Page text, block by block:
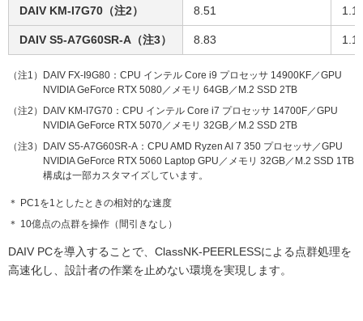
DAIV KM-I7G70（注2） 8.51
DAIV S5-A7G60SR-A（注3） 8.83
（注1）DAIV FX-I9G80：CPU インテル Core i9 プロセッサ 14900KF／GPU
NVIDIA GeForce RTX 5080／メモリ 64GB／M.2 SSD 2TB
（注2）DAIV KM-I7G70：CPU インテル Core i7 プロセッサ 14700F／GPU
NVIDIA GeForce RTX 5070／メモリ 32GB／M.2 SSD 2TB
（注3）DAIV S5-A7G60SR-A：CPU AMD Ryzen AI 7 350 プロセッサ／GPU
NVIDIA GeForce RTX 5060 Laptop GPU／メモリ 32GB／M.2 SSD 1TB
構成は一部カスタマイズしています。
＊ PC1を1としたときの相対的な速度
＊ 10億点の点群を操作（間引きなし）
DAIV PCを導入することで、ClassNK-PEERLESSによる点群処理を
高速化し、設計者の作業を止めない環境を実現します。